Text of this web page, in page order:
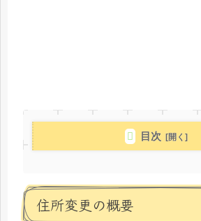
目次
住所変更の概要